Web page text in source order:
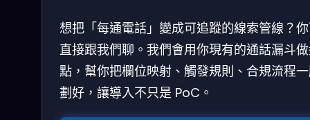
想把「每通電話」變成可追蹤的線索管線？
直接跟我們聊。我們會用你現有的通話漏斗
點，幫你把欄位映射、觸發規則、合規流程
劃好，讓導入不只是 PoC。